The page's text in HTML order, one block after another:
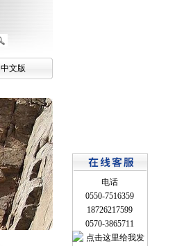
中文版
电话
0550-7516359
18726217599
0570-3865711